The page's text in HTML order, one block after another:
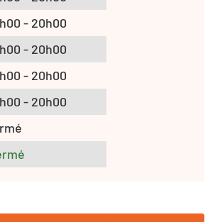
- 20h00
- 20h00
- 20h00
- 20h00